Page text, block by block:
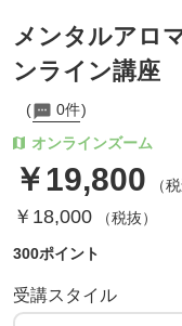
メンタルアロ
ンライン講座
0件
オンラインズーム
￥19,800 （税
￥18,000（税抜）
300ポイント
受講スタイル